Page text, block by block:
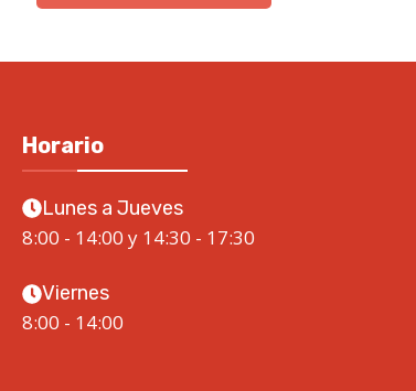
Horario
Lunes a Jueves
8:00 - 14:00 y 14:30 - 17:30
Viernes
8:00 - 14:00